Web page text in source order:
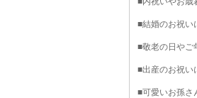
■結婚のお祝い
■敬老の日やご
■出産のお祝い
■可愛いお孫さ